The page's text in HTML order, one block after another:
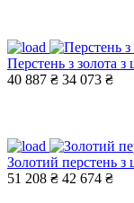
Перстень з золота
40 887 ₴ 34 073 ₴
Золотий перстень
51 208 ₴ 42 674 ₴